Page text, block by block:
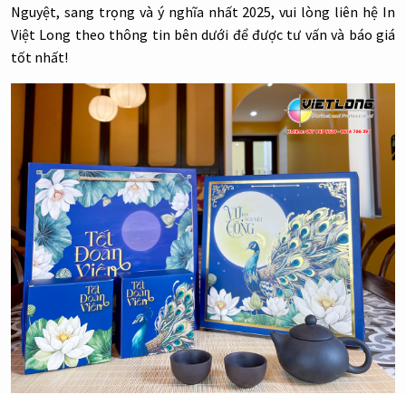
Nguyệt, sang trọng và ý nghĩa nhất 2025, vui lòng liên hệ In
Việt Long theo thông tin bên dưới để được tư vấn và báo giá
tốt nhất!